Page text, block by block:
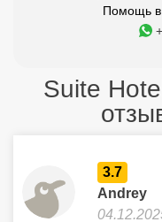
Помощь в
Suite
3.7
Andrey